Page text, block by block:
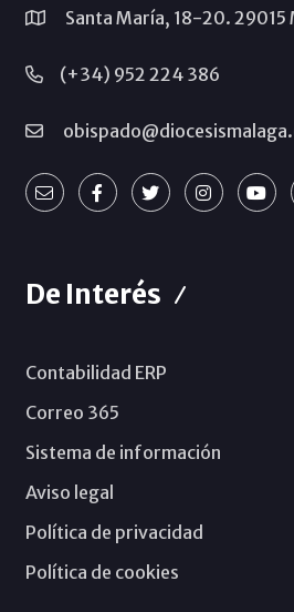
Santa María, 18-20. 29015
(+34) 952 224 386
De Interés
Contabilidad ERP
Correo 365
Sistema de información
Aviso legal
Política de privacidad
Política de cookies